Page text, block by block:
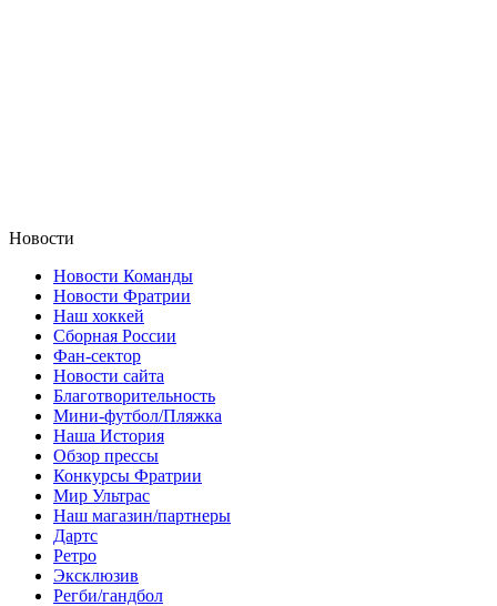
Новости
Новости Команды
Новости Фратрии
Наш хоккей
Сборная России
Фан-cектор
Новости сайта
Благотворительность
Мини-футбол/Пляжка
Наша История
Обзор прессы
Конкурсы Фратрии
Мир Ультрас
Наш магазин/партнеры
Дартс
Ретро
Эксклюзив
Регби/гандбол